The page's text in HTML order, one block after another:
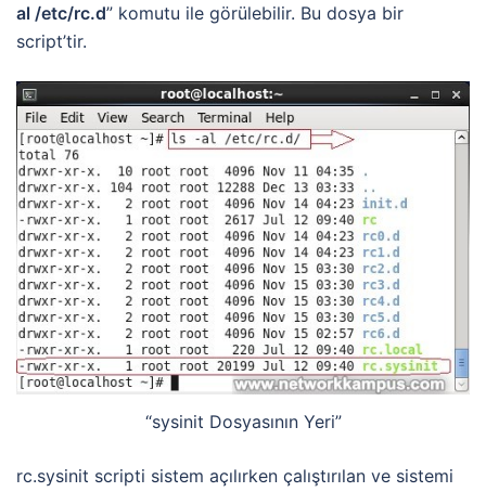
al /etc/rc.d” komutu ile görülebilir. Bu dosya bir
script’tir.
“sysinit Dosyasının Yeri”
rc.sysinit scripti sistem açılırken çalıştırılan ve sistemi